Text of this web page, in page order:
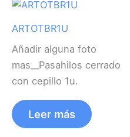
ARTOTBR1U
Añadir alguna foto
mas__Pasahilos cerrado
con cepillo 1u.
Leer más